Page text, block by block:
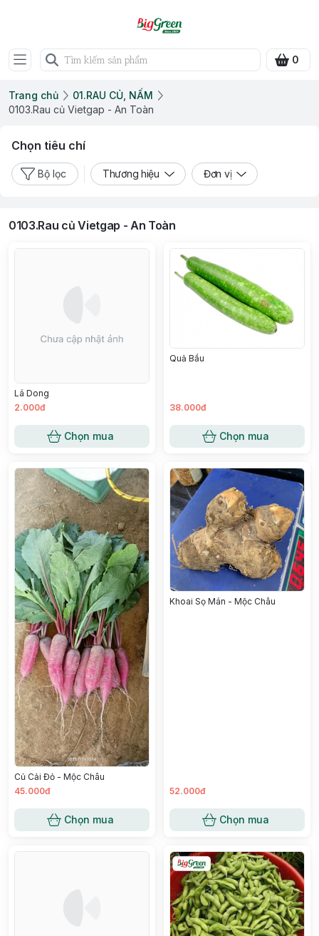
0
Trang chủ
01.RAU CỦ, NẤM
0103.Rau củ Vietgap - An Toàn
Chọn tiêu chí
Bộ lọc Thương hiệu Đơn vị
0103.Rau củ Vietgap - An Toàn
Lá Dong
2.000đ
Chọn mua
Quả Bầu
38.000đ
Chọn mua
Củ Cải Đỏ - Mộc Châu
45.000đ
Chọn mua
Khoai Sọ Mán - Mộc Châu
52.000đ
Chọn mua